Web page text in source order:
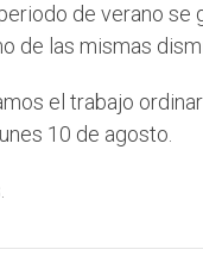
de verano
de las mismas
el trabajo
10 de agosto.